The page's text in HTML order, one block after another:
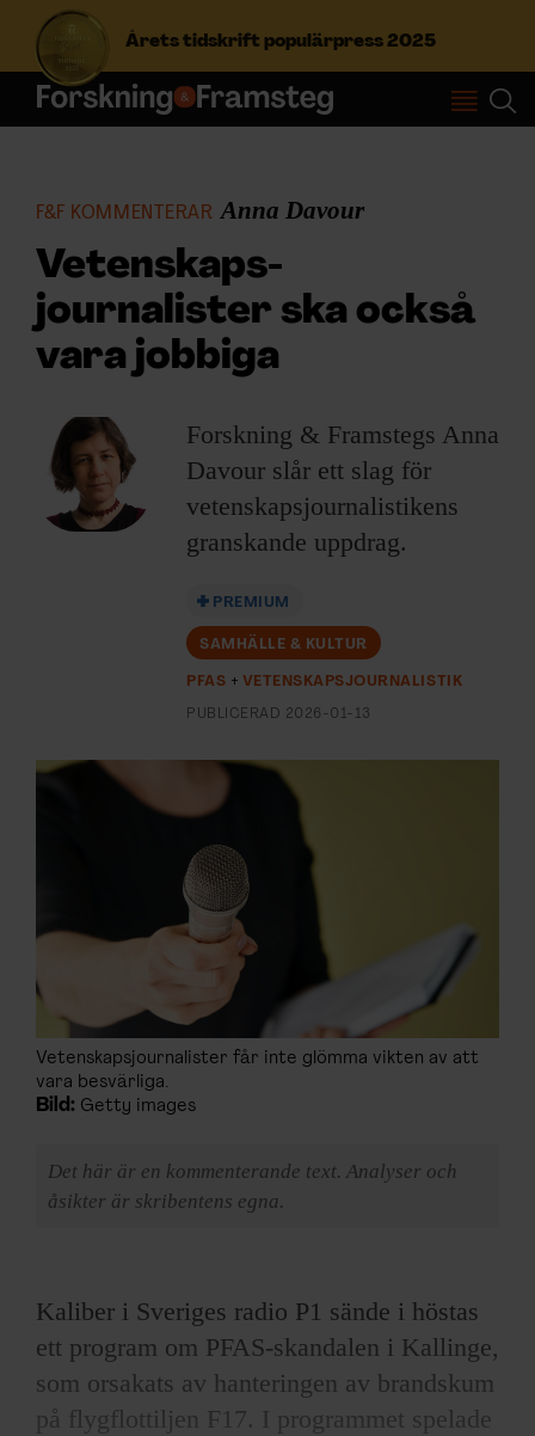
Årets tidskrift populärpress 2025
S
e
t
e
r
:
Logga in
NYHETSBREV
ÄMNEN
ARKIV & E-TIDNING
LYSSNA/PODD
EVENEMANG & RESOR
KONTAKTA F&F
PRENUMERERA PÅ F&F
ANNONSERA I F&F
OM F&F
F&F KOMMENTERAR Anna Davour
Vetenskaps­
journalister ska också
vara jobbiga
Forskning & Framstegs Anna
Davour slår ett slag för
vetenskaps­­journalistikens
granskande uppdrag.
PREMIUM
SAMHÄLLE & KULTUR
PFAS VETENSKAPSJOURNALISTIK
PUBLICERAD 2026-01-13
Vetenskapsjournalister får inte glömma vikten av att
vara besvärliga.
Bild: Getty images
Det här är en kommenterande text. Analyser och
åsikter är skribentens egna.
Kaliber i Sveriges radio P1 sände i höstas
ett program om PFAS-skandalen i Kallinge,
som orsakats av hanteringen av brandskum
på flygflottiljen F17. I programmet spelade